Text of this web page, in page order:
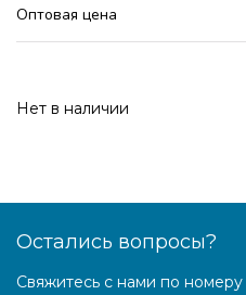
Оптовая цена
Нет в наличии
Остались вопросы?
Свяжитесь с нами по номеру